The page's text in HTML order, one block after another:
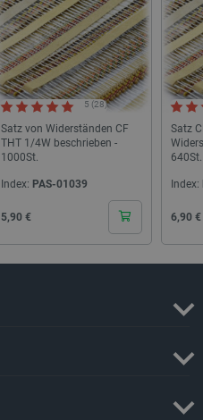
5 (28)
Satz von Widerständen CF
THT 1/4W beschrieben -
1000St.
Index: PAS-01039
Cena
5,90 €
Satz
640St.
Index:
Cena
6,90 €
Quality Unit
LLC
botland.de
.botland.de
49
50